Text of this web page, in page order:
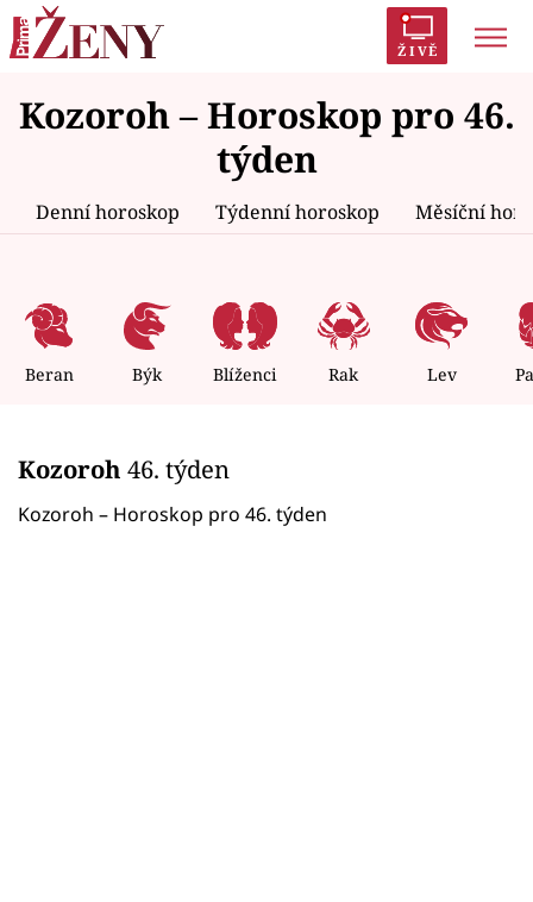
ŽIVĚ
Trendy: Polabí Inspekce Prostřeno!
AYTO?
Proměny
Témata
Celebrity
Seriály
Kozoroh – Horoskop pro 46.
týden
Denní horoskop Týdenní horoskop Měsíční
Beran Býk Blíženci Rak Lev
Kozoroh 46. týden
Kozoroh – Horoskop pro 46. týden